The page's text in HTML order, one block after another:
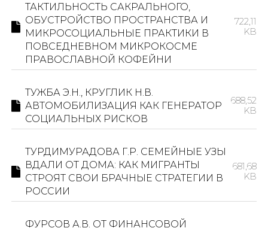
ТАКТИЛЬНОСТЬ САКРАЛЬНОГО,
ОБУСТРОЙСТВО ПРОСТРАНСТВА И
МИКРОСОЦИАЛЬНЫЕ ПРАКТИКИ В
ПОВСЕДНЕВНОМ МИКРОКОСМЕ
ПРАВОСЛАВНОЙ КОФЕЙНИ
722,11
KB
ТУЖБА Э.Н., КРУГЛИК Н.В.
АВТОМОБИЛИЗАЦИЯ КАК ГЕНЕРАТОР
СОЦИАЛЬНЫХ РИСКОВ
688,52
KB
ТУРДИМУРАДОВА Г.Р. СЕМЕЙНЫЕ УЗЫ
ВДАЛИ ОТ ДОМА: КАК МИГРАНТЫ
СТРОЯТ СВОИ БРАЧНЫЕ СТРАТЕГИИ В
РОССИИ
681,68
KB
ФУРСОВ А.В. ОТ ФИНАНСОВОЙ